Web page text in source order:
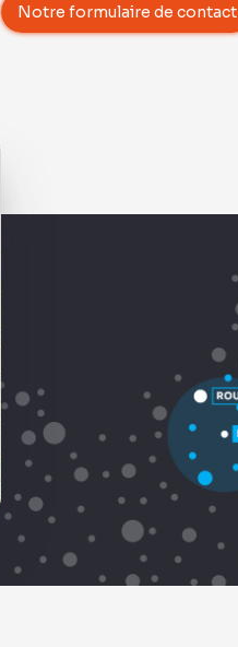
Notre formulaire de contact